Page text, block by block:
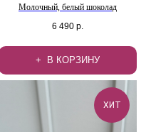
Молочный, белый шоколад
6 490 р.
В КОРЗИНУ
ХИТ